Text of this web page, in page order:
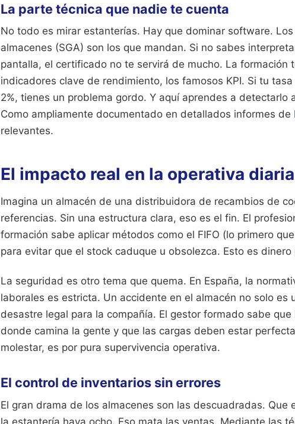
La parte técnica que nadie te cuenta
No todo es mirar estanterías. Hay que dominar software.
almacenes (SGA) son los que mandan. Si no sabes
pantalla, el certificado no te servirá de mucho. La formación
indicadores clave de rendimiento, los famosos KPI. Si tu
2%, tienes un problema gordo. Y aquí aprendes a detectarlo
Como ampliamente documentado en detallados informes de
relevantes.
El impacto real en la operativa diaria
Imagina un almacén de una distribuidora de recambios de
referencias. Sin una estructura clara, eso es el fin. El
formación sabe aplicar métodos como el FIFO (lo primero
para evitar que el stock caduque u obsolezca. Esto es dinero
La seguridad es otro tema que quema. En España, la
laborales es estricta. Un accidente en el almacén no solo es
desastre legal para la compañía. El gestor formado sabe
donde camina la gente y que las cargas deben estar
molestar, es por pura supervivencia operativa.
El control de inventarios sin errores
El gran drama de los almacenes son las descuadradas. Que
la estantería haya ocho. Eso mata las ventas. Mediante las